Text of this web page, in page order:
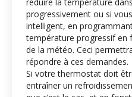
progressivement ou si
intelligent, en
température progressif en
de la météo. Ceci
répondre à ces demandes.
Si votre thermostat doit
entraîner un